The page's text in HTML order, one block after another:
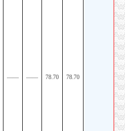
—— —— 78.70 78.70